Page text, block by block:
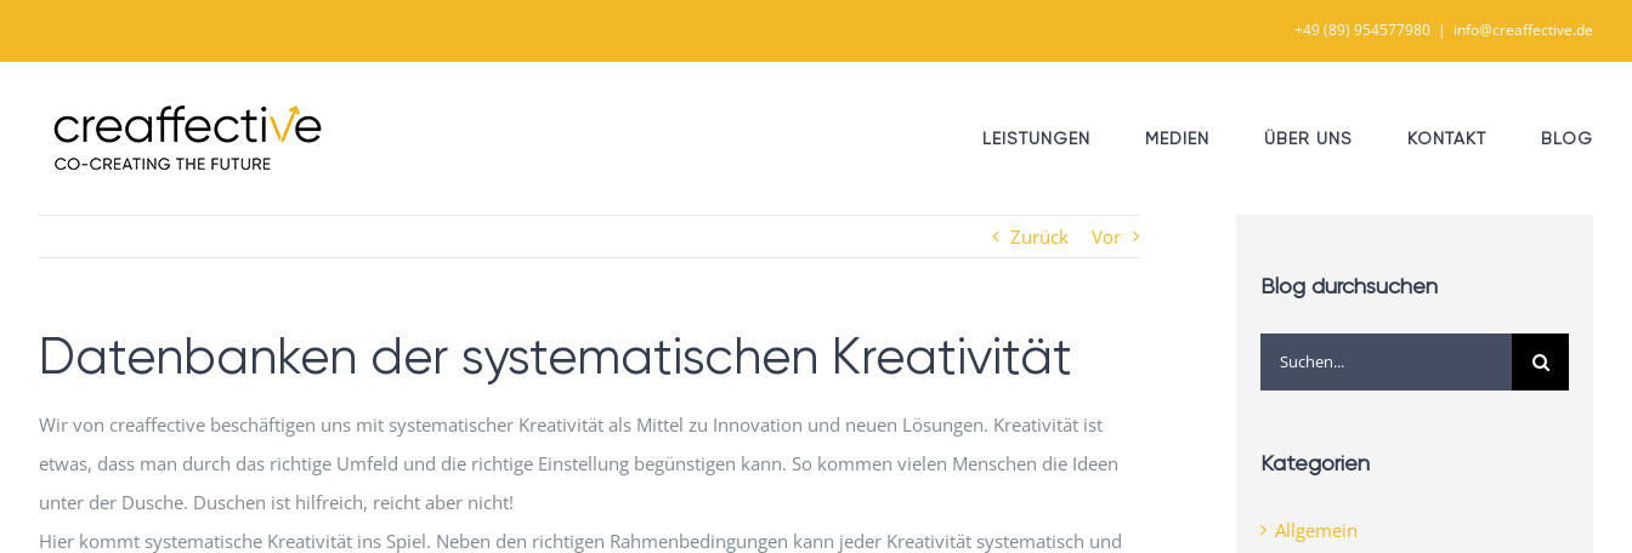
Inhalt
+49 (89) 954577980 | info@creaffective.de
LEISTUNGEN MEDIEN ÜBER UNS KONTAKT BLOG
Zurück Vor
Datenbanken der systematischen Kreativität
Wir von creaffective beschäftigen uns mit systematischer Kreativität als Mittel zu Innovation und neuen Lösungen. Kreativität ist
etwas, dass man durch das richtige Umfeld und die richtige Einstellung begünstigen kann. So kommen vielen Menschen die Ideen
unter der Dusche. Duschen ist hilfreich, reicht aber nicht!
Hier kommt systematische Kreativität ins Spiel. Neben den richtigen Rahmenbedingungen kann jeder Kreativität systematisch und
Blog durchsuchen
Suche
nach:
Kategorien
Allgemein